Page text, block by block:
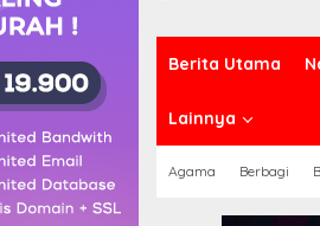
Berita Utama
Lainnya
Agama Berbagi